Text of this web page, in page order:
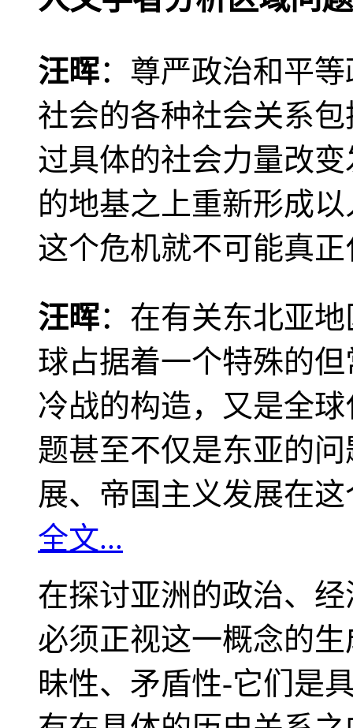
汪晖：尊严政治和平
社会的各种社会关系
过具体的社会力量改
的地基之上重新形成
这个危机就不可能真
汪晖：在有关东北亚
球占据着一个特殊的
冷战的构造，又是全
题甚至不仅是东亚的
展、帝国主义发展在
全文...
在探讨亚洲的政治、
必须正视这一概念的
昧性、矛盾性-它们是